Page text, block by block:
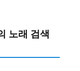
노래 검색